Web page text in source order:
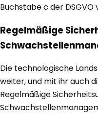
Buchstabe c der DSGVO
Regelmäßige
Die technologische
weiter, und mit ihr auch
Regelmäßige